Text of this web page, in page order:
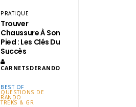
PRATIQUE
Trouver
Chaussure À Son
Pied : Les Clés Du
Succès
CARNETSDERANDO
BEST OF
QUESTIONS DE
RANDO
TREKS & GR